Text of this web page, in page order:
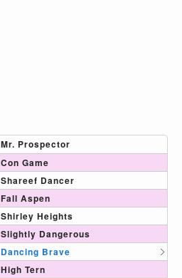
Mr. Prospector
Con Game
Shareef Dancer
Fall Aspen
Shirley Heights
Slightly Dangerous
Dancing Brave
High Tern